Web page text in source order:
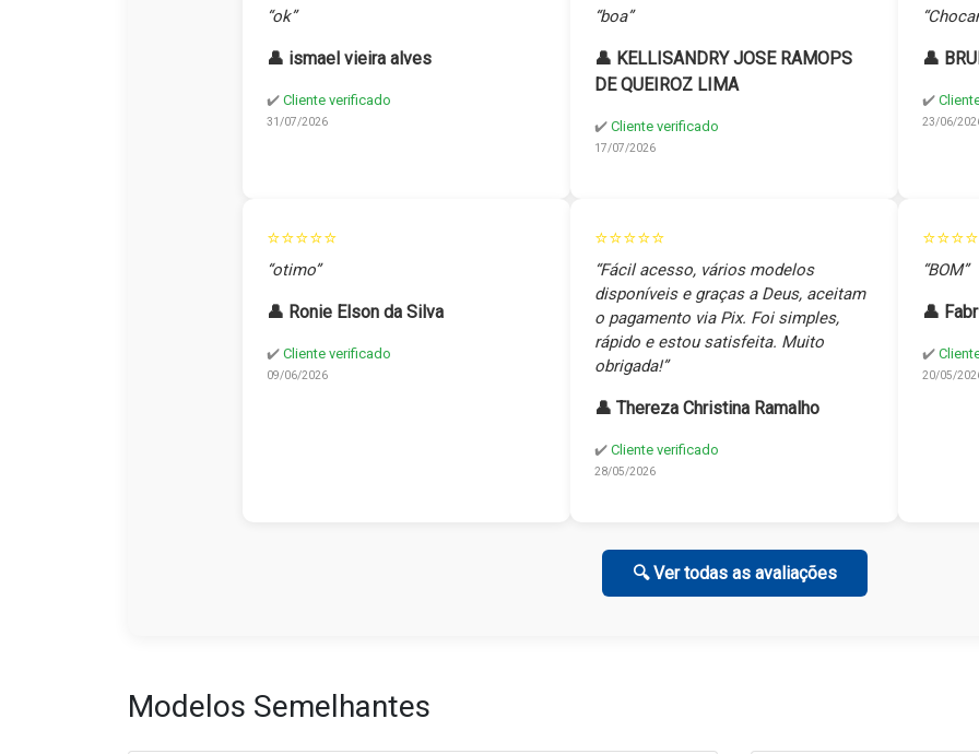
“ok”
👤 ismael vieira alves
✔️ Cliente verificado
31/07/2026
“boa”
👤 KELLISANDRY JOSE RAMOPS
DE QUEIROZ LIMA
✔️ Cliente verificado
17/07/2026
👤
✔️
23/06/
⭐⭐⭐⭐⭐
“otimo”
👤 Ronie Elson da Silva
✔️ Cliente verificado
09/06/2026
⭐⭐⭐⭐⭐
“Fácil acesso, vários modelos
disponíveis e graças a Deus, aceitam
o pagamento via Pix. Foi simples,
rápido e estou satisfeita. Muito
obrigada!”
👤 Thereza Christina Ramalho
✔️ Cliente verificado
28/05/2026
“BOM”
👤
✔️
20/05/
🔍 Ver todas as avaliações
Modelos Semelhantes